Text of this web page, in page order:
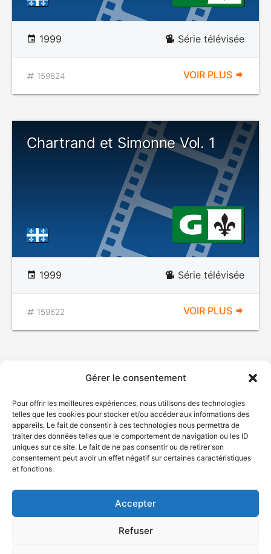
Gérer le consentement
Pour offrir les meilleures expériences, nous utilisons des technologies
telles que les cookies pour stocker et/ou accéder aux informations des
appareils. Le fait de consentir à ces technologies nous permettra de
traiter des données telles que le comportement de navigation ou les ID
uniques sur ce site. Le fait de ne pas consentir ou de retirer son
consentement peut avoir un effet négatif sur certaines caractéristiques
et fonctions.
Accepter
Refuser
1999 Série télévisée
159624 VOIR PLUS
Chartrand et Simonne Vol. 1
1999 Série télévisée
159622 VOIR PLUS
© Gouvernement du Québec, 2026
Plan du site
Accessibilité
Accès à l'information
Déclaration de services